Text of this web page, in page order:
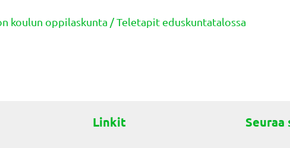
koulun oppilaskunta / Teletapit eduskuntatalossa
Linkit Seuraa